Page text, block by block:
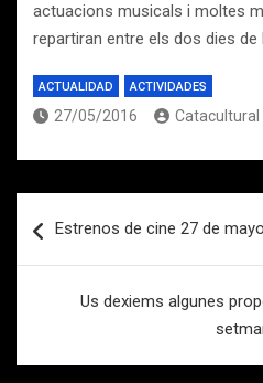
actuacions musicals i moltes
repartiran entre els dos dies de
ACTUALIDAD ACTIVIDADES
27/05/2016 Catacultural
de
Estrenos de cine 27 de mayo
Us dexiems algunes